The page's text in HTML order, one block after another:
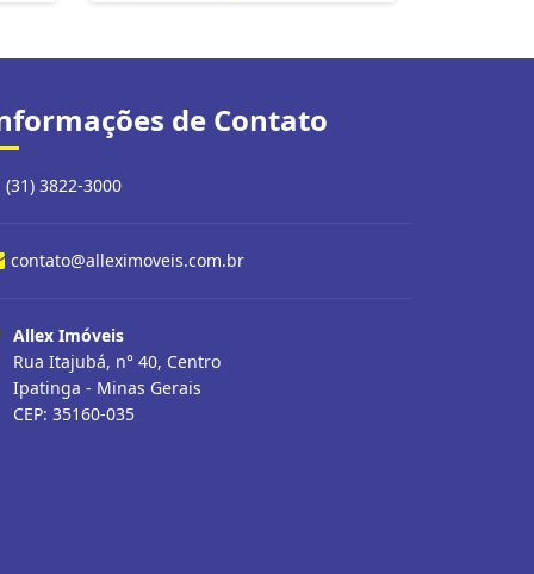
de Contato
(31) 3822-3000
contato@alleximoveis.com.br
Allex Imóveis
Rua Itajubá, n° 40, Centro
Ipatinga - Minas Gerais
CEP: 35160-035